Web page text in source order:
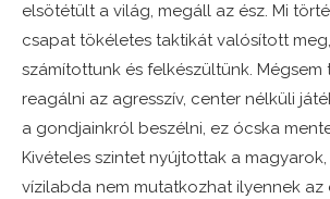
elsötétült a világ, megáll az ész. Mi
csapat tökéletes taktikát valósított
számítottunk és felkészültünk.
reagálni az agresszív, center nélküli
a gondjainkról beszélni, ez ócska
Kivételes szintet nyújtottak a
vízilabda nem mutatkozhat ilyennek az